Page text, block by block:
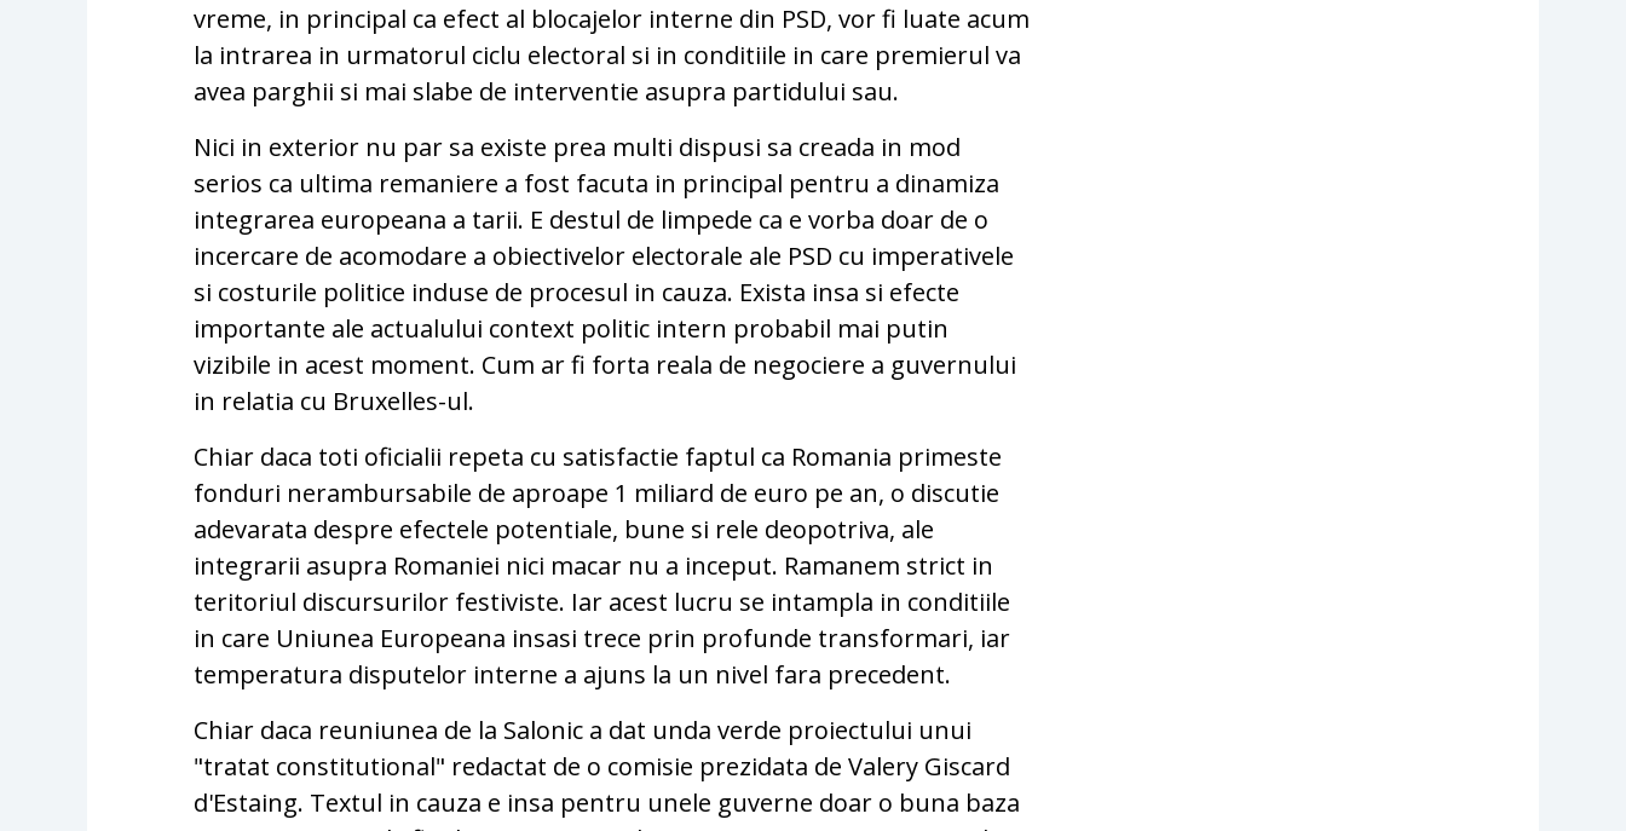
vreme, in principal ca efect al blocajelor interne din PSD, vor fi luate acum
la intrarea in urmatorul ciclu electoral si in conditiile in care premierul va
avea parghii si mai slabe de interventie asupra partidului sau.
Nici in exterior nu par sa existe prea multi dispusi sa creada in mod
serios ca ultima remaniere a fost facuta in principal pentru a dinamiza
integrarea europeana a tarii. E destul de limpede ca e vorba doar de o
incercare de acomodare a obiectivelor electorale ale PSD cu imperativele
si costurile politice induse de procesul in cauza. Exista insa si efecte
importante ale actualului context politic intern probabil mai putin
vizibile in acest moment. Cum ar fi forta reala de negociere a guvernului
in relatia cu Bruxelles-ul.
Chiar daca toti oficialii repeta cu satisfactie faptul ca Romania primeste
fonduri nerambursabile de aproape 1 miliard de euro pe an, o discutie
adevarata despre efectele potentiale, bune si rele deopotriva, ale
integrarii asupra Romaniei nici macar nu a inceput. Ramanem strict in
teritoriul discursurilor festiviste. Iar acest lucru se intampla in conditiile
in care Uniunea Europeana insasi trece prin profunde transformari, iar
temperatura disputelor interne a ajuns la un nivel fara precedent.
Chiar daca reuniunea de la Salonic a dat unda verde proiectului unui
"tratat constitutional" redactat de o comisie prezidata de Valery Giscard
d'Estaing. Textul in cauza e insa pentru unele guverne doar o buna baza